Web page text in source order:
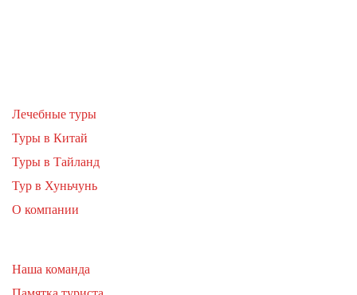
Лечебные туры
Туры в Китай
Туры в Тайланд
Тур в Хуньчунь
О компании
Наша команда